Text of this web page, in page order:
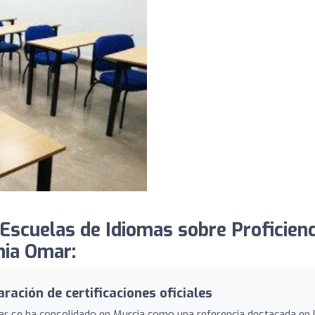
de Idiomas sobre
Omar:
de certificaciones oficiales